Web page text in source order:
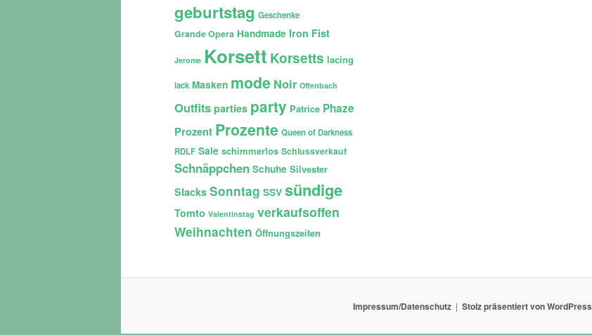
geburtstag Geschenke
Grande Opera Handmade Iron Fist
Jerome Korsett Korsetts lacing
lack Masken mode Noir Offenbach
Outfits parties party Patrice Phaze
Prozent Prozente Queen of Darkness
RDLF Sale schimmerlos Schlussverkauf
Schnäppchen Schuhe Silvester
Slacks Sonntag SSV sündige
Tomto Valentinstag verkaufsoffen
Weihnachten Öffnungszeiten
Impressum/Datenschutz Stolz präsentiert von WordPress